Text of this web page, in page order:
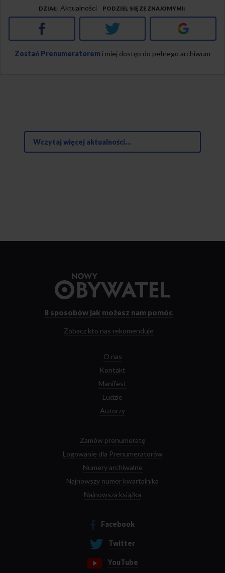
DZIAŁ Aktualności PODZIEL SIĘ ZE ZNAJOMYMI
Facebook Twitter Google+
Zostań Prenumeratorem i miej dostęp do pełnego archiwum
Wczytaj więcej aktualności...
strony
8 sposobów jak możesz nam pomóc
Zobacz kto nas rekomenduje
O nas
Kontakt
Manifest
Ludzie
Autorzy
Zamów prenumeratę
Logowanie dla Prenumeratorów
Numery archiwalne
Najnowszy numer kwartalnika
Najnowsza książka
Facebook
Twitter
YouTube